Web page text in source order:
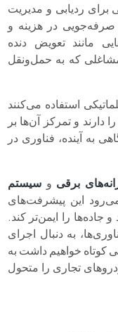
برای ردیابی و مدیریت
در هزینه و
مانند تعویض دنده
که به حمل‌ونقل
استفاده می‌کنند
و تمرکز آن‌ها بر
به آینده، فناوری در
برقی و سیستم
این پیشرفت‌های
جاده‌ها را ایمن‌تر کند.
به دنبال اجرای
کوتاه خواهیم داشت به
تجاری را متحول